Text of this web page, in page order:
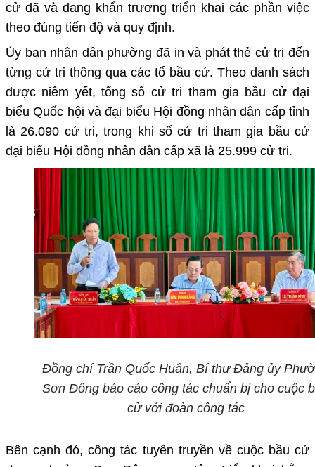
cử đã và đang khẩn trương triển khai các phần việc
theo đúng tiến độ và quy định.
Ủy ban nhân dân phường đã in và phát thẻ cử tri đến
từng cử tri thông qua các tổ bầu cử. Theo danh sách
được niêm yết, tổng số cử tri tham gia bầu cử đại
biểu Quốc hội và đại biểu Hội đồng nhân dân cấp tỉnh
là 26.090 cử tri, trong khi số cử tri tham gia bầu cử
đại biểu Hội đồng nhân dân cấp xã là 25.999 cử tri.
Đồng chí Trần Quốc Huân, Bí thư Đảng ủy
Sơn Đông báo cáo công tác chuẩn bị cho cuộc
cử với đoàn công tác
Bên cạnh đó, công tác tuyên truyền về cuộc bầu cử